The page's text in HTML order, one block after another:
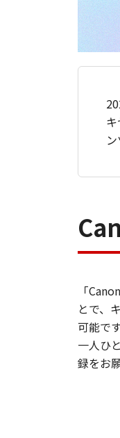
「
とで、
可能で
一人ひ
録をお